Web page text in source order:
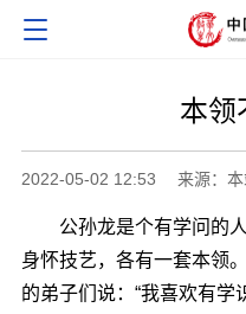
本领
2022-05-02 12:53 来源：
公孙龙是个有学问的人
身怀技艺，各有一套本领
的弟子们说：“我喜欢有